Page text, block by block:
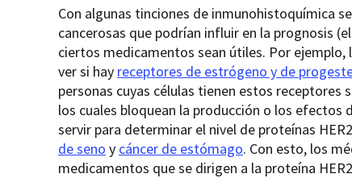
Con algunas tinciones de inmunohistoquímica
cancerosas que podrían influir en la prognosis
ciertos medicamentos sean útiles. Por
ver si hay receptores de estrógeno y de
personas cuyas células tienen estos
los cuales bloquean la producción o los
servir para determinar el nivel de proteínas
de seno y cáncer de estómago. Con esto, los
medicamentos que se dirigen a la proteína